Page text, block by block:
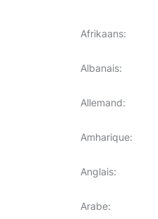
Afrikaans:
Albanais:
Allemand:
Amharique:
Anglais:
Arabe: